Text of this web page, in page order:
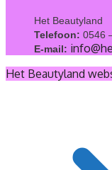
Het Beautyland
Telefoon: 0546
E-mail:
Het Beautyland